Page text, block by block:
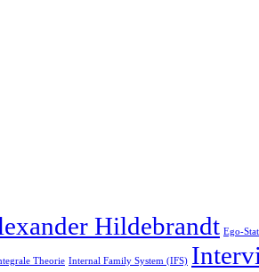
Hildebrandt Ego-
Theorie Internal Family System (IFS)